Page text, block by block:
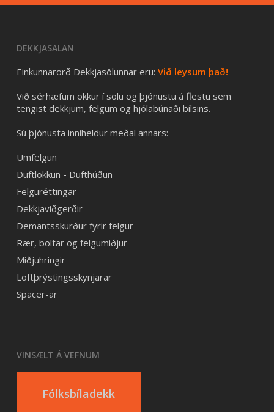
DEKKJASALAN
Einkunnarorð Dekkjasölunnar eru: Við leysum það!
Við sérhæfum okkur í sölu og þjónustu á flestu sem
tengist dekkjum, felgum og hjólabúnaði bílsins.
Sú þjónusta inniheldur meðal annars:
Umfelgun
Duftlökkun - Dufthúðun
Felguréttingar
Dekkjaviðgerðir
Demantsskurður fyrir felgur
Rær, boltar og felgumiðjur
Miðjuhringir
Loftþrýstingsskynjarar
Spacer-ar
VINSÆLT Á VEFNUM
Fólksbíladekk